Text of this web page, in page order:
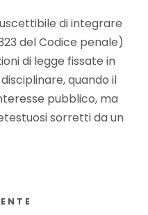
di integrare
del Codice penale)
di legge fissate in
quando il
pubblico, ma
sorretti da un